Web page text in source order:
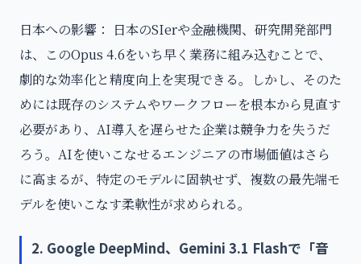
日本への影響： 日本のSIerや金融機関、研究開発部門
は、このOpus 4.6をいち早く業務に組み込むことで、
劇的な効率化と精度向上を実現できる。しかし、そのた
めには既存のシステムやワークフローを根本から見直す
必要があり、AI導入を遅らせた企業は競争力を失うだ
ろう。AIを使いこなせるエンジニアの市場価値はさら
に高まるが、特定のモデルに固執せず、複数の最先端モ
デルを使いこなす柔軟性が求められる。
2. Google DeepMind、Gemini 3.1 Flashで「音